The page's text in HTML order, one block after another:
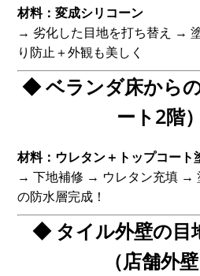
材料：変成シリコーン
→ 劣化した目地を打ち替え →
り防止＋外観も美しく
◆ ベランダ床から
ート2階）
材料：ウレタン＋トップコート
→ 下地補修 → ウレタン充填 →
の防水層完成！
◆ タイル外壁の目
（店舗外壁